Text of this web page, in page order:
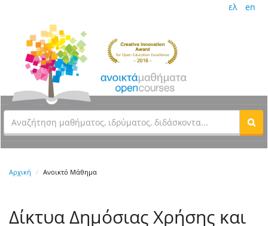
ελ en
Αρχική Ανοικτό Μάθημα
Δίκτυα Δημόσιας Χρήσης και